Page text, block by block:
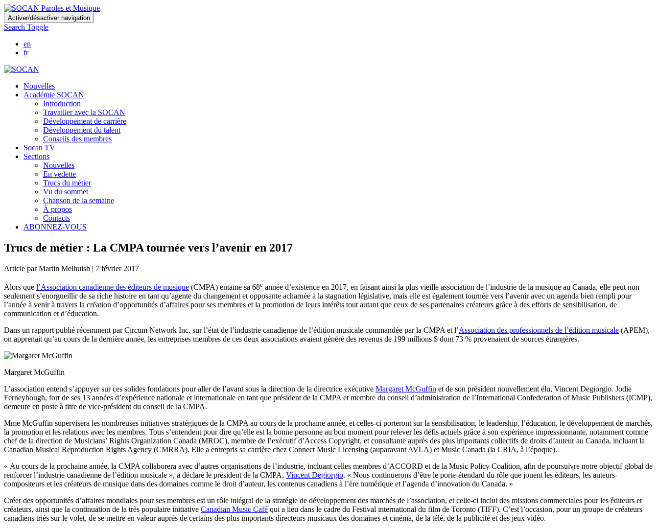
Skip
to
main
content
Activer/désactiver navigation
Search Toggle
en
fr
Nouvelles
Académie SOCAN
Introduction
Travailler avec la SOCAN
Développement de carrière
Développement du talent
Conseils des membres
Socan TV
Sections
Nouvelles
En vedette
Trucs du métier
Vu du sommet
Chanson de la semaine
À propos
Contacts
ABONNEZ-VOUS
Trucs de métier : La CMPA tournée vers l’avenir en 2017
Article par Martin Melhuish | 7 février 2017
Alors que l’Association canadienne des éditeurs de musique (CMPA) entame sa 68e année d’existence en 2017, en faisant ainsi la plus vieille association de l’industrie de la musique au Canada, elle peut non
seulement s’enorgueillir de sa riche histoire en tant qu’agente du changement et opposante acharnée à la stagnation législative, mais elle est également tournée vers l’avenir avec un agenda bien rempli pour
l’année à venir à travers la création d’opportunités d’affaires pour ses membres et la promotion de leurs intérêts tout autant que ceux de ses partenaires créateurs grâce à des efforts de sensibilisation, de
communication et d’éducation.
Dans un rapport publié récemment par Circum Network Inc. sur l’état de l’industrie canadienne de l’édition musicale commandée par la CMPA et l’Association des professionnels de l’édition musicale (APEM),
on apprenait qu’au cours de la dernière année, les entreprises membres de ces deux associations avaient généré des revenus de 199 millions $ dont 73 % provenaient de sources étrangères.
Margaret McGuffin
L’association entend s’appuyer sur ces solides fondations pour aller de l’avant sous la direction de la directrice exécutive Margaret McGuffin et de son président nouvellement élu, Vincent Degiorgio. Jodie
Ferneyhough, fort de ses 13 années d’expérience nationale et internationale en tant que président de la CMPA et membre du conseil d’administration de l’International Confederation of Music Publishers (ICMP),
demeure en poste à titre de vice-président du conseil de la CMPA.
Mme McGuffin supervisera les nombreuses initiatives stratégiques de la CMPA au cours de la prochaine année, et celles-ci porteront sur la sensibilisation, le leadership, l’éducation, le développement de marchés,
la promotion et les relations avec les membres. Tous s’entendent pour dire qu’elle est la bonne personne au bon moment pour relever les défis actuels grâce à son expérience impressionnante, notamment comme
chef de la direction de Musicians’ Rights Organization Canada (MROC), membre de l’exécutif d’Access Copyright, et consultante auprès des plus importants collectifs de droits d’auteur au Canada, incluant la
Canadian Musical Reproduction Rights Agency (CMRRA). Elle a entrepris sa carrière chez Connect Music Licensing (auparavant AVLA) et Music Canada (la CRIA, à l’époque).
« Au cours de la prochaine année, la CMPA collaborera avec d’autres organisations de l’industrie, incluant celles membres d’ACCORD et de la Music Policy Coalition, afin de poursuivre notre objectif global de
renforcer l’industrie canadienne de l’édition musicale », a déclaré le président de la CMPA, Vincent Degiorgio. « Nous continuerons d’être le porte-étendard du rôle que jouent les éditeurs, les auteurs-
compositeurs et les créateurs de musique dans des domaines comme le droit d’auteur, les contenus canadiens à l’ère numérique et l’agenda d’innovation du Canada. »
Créer des opportunités d’affaires mondiales pour ses membres est un rôle intégral de la stratégie de développement des marchés de l’association, et celle-ci inclut des missions commerciales pour les éditeurs et
créateurs, ainsi que la continuation de la très populaire initiative Canadian Music Café qui a lieu dans le cadre du Festival international du film de Toronto (TIFF). C’est l’occasion, pour un groupe de créateurs
canadiens triés sur le volet, de se mettre en valeur auprès de certains des plus importants directeurs musicaux des domaines et cinéma, de la télé, de la publicité et des jeux vidéo.